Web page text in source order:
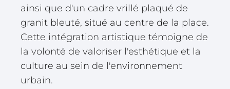
ainsi que d'un cadre vrillé plaqué de
granit bleuté, situé au centre de la place.
Cette intégration artistique témoigne de
la volonté de valoriser l'esthétique et la
culture au sein de l'environnement
urbain.